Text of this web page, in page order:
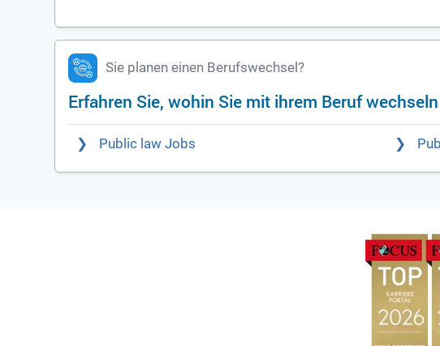
Sie planen einen Berufswechsel?
Erfahren Sie, wohin Sie mit ihrem Beruf
Public law Jobs